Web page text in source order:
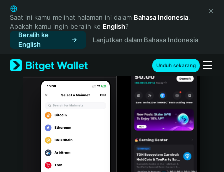
English
日本語
Tiếng Việt
Русский
Español (Latinoamérica)
Türkçe
Italiano
Português (Portugal)
Bahasa Indonesia
Saat ini kamu melihat halaman ini dalam Bahasa Indonesia.
Apakah kamu ingin beralih ke English?
Beralih ke
English
Lanjutkan dalam Bahasa Indonesia
Unduh sekarang